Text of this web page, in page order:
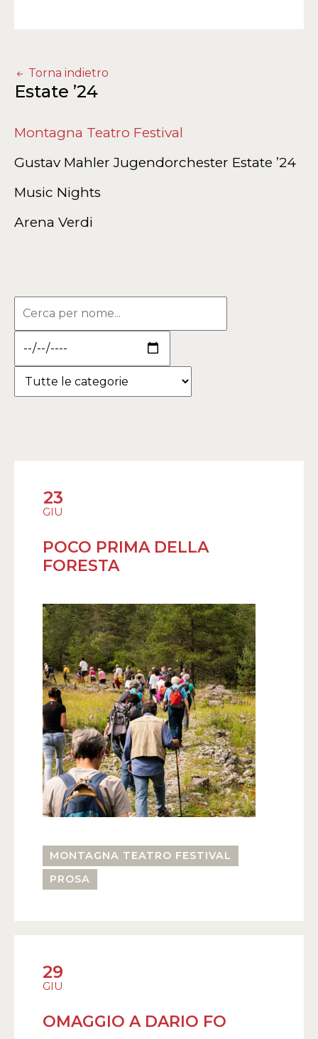
Torna indietro
Estate ’24
Montagna Teatro Festival
Gustav Mahler Jugendorchester Estate ’24
Music Nights
Arena Verdi
23
GIU
POCO PRIMA DELLA
FORESTA
MONTAGNA TEATRO FESTIVAL
PROSA
29
GIU
OMAGGIO A DARIO FO